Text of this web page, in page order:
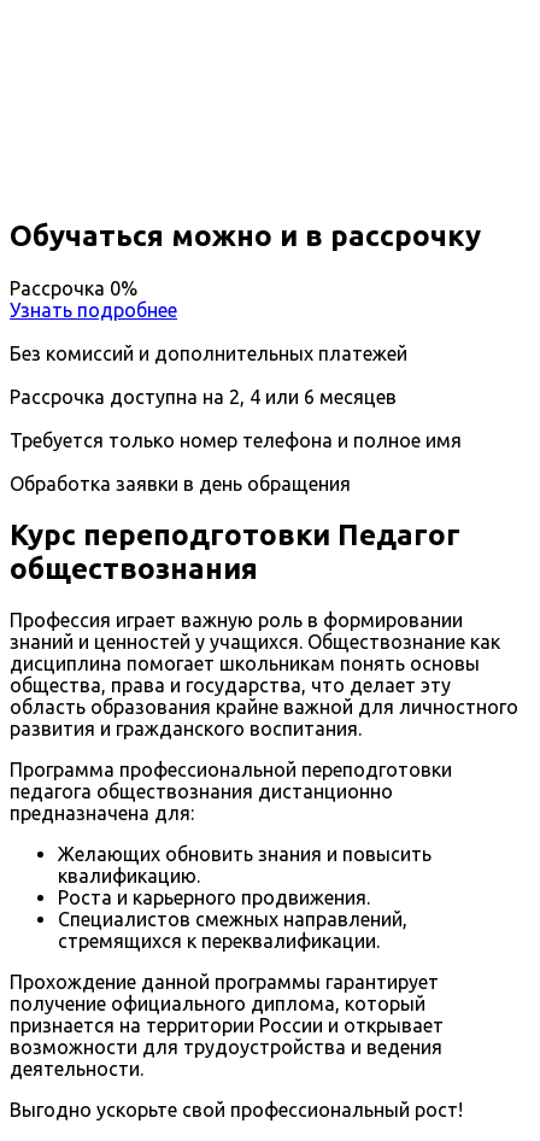
Обучаться можно и в рассрочку
Рассрочка 0%
Узнать подробнее
Без комиссий и дополнительных платежей
Рассрочка доступна на 2, 4 или 6 месяцев
Требуется только номер телефона и полное имя
Обработка заявки в день обращения
Курс переподготовки Педагог
обществознания
Профессия играет важную роль в формировании
знаний и ценностей у учащихся. Обществознание как
дисциплина помогает школьникам понять основы
общества, права и государства, что делает эту
область образования крайне важной для личностного
развития и гражданского воспитания.
Программа профессиональной переподготовки
педагога обществознания дистанционно
предназначена для:
Желающих обновить знания и повысить
квалификацию.
Роста и карьерного продвижения.
Специалистов смежных направлений,
стремящихся к переквалификации.
Прохождение данной программы гарантирует
получение официального диплома, который
признается на территории России и открывает
возможности для трудоустройства и ведения
деятельности.
Выгодно ускорьте свой профессиональный рост!